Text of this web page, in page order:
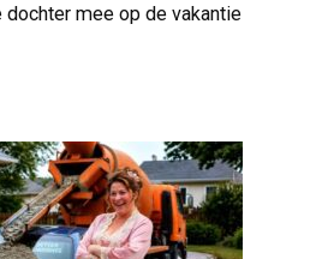
dochter mee op de vakantie